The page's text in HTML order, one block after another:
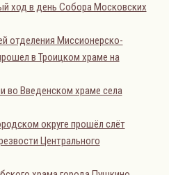
ход в день Собора Московских
отделения Миссионерско-
в Троицком храме на
во Введенском храме села
округе прошёл слёт
Центрального